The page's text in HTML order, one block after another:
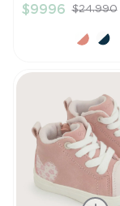
AÑADIR
CARRITO
$9996 $24.990